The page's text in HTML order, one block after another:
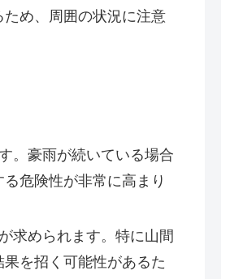
め、周囲の状況に注意
。豪雨が続いている場合
危険性が非常に高まり
求められます。特に山間
を招く可能性があるた